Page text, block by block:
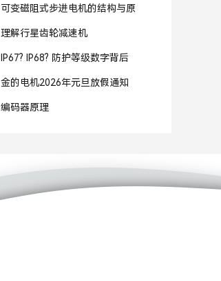
可变磁阻式步进电机的结构与原
理
理解行星齿轮减速机
IP67? IP68? 防护等级数字背后
的意义
金的电机2026年元旦放假通知
编码器原理